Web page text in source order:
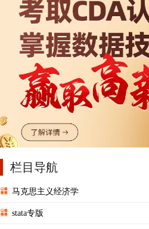
栏目导航
马克思主义经济学
stata专版